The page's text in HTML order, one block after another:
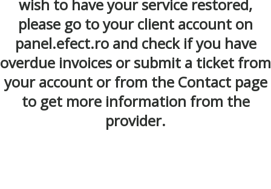
wish to have your service restored,
please go to your client account on
panel.efect.ro and check if you have
overdue invoices or submit a ticket from
your account or from the Contact page
to get more information from the
provider.